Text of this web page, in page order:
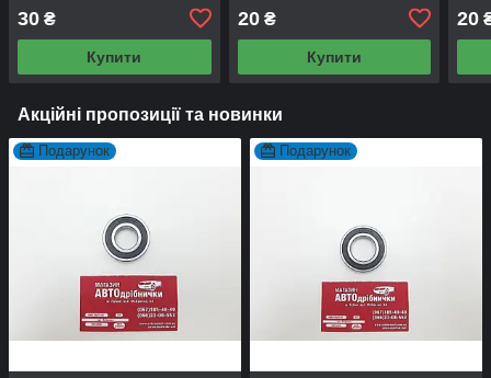
30 ₴
Купити
20₴
Купити
20
Акційні пропозиції та новинки
Подарунок Подарунок